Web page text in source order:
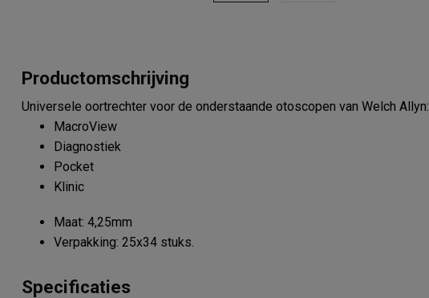
Productomschrijving
Universele oortrechter voor de onderstaande otoscopen van Welch Allyn:
MacroView
Diagnostiek
Pocket
Klinic
Maat: 4,25mm
Verpakking: 25x34 stuks.
Specificaties